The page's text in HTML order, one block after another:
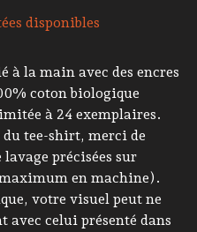
disponibles
à la main avec des encres
coton biologique
à 24 exemplaires.
tee-shirt, merci de
précisées sur
en machine).
votre visuel peut ne
avec celui présenté dans